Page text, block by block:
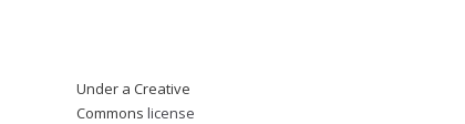
Under a Creative
Commons license